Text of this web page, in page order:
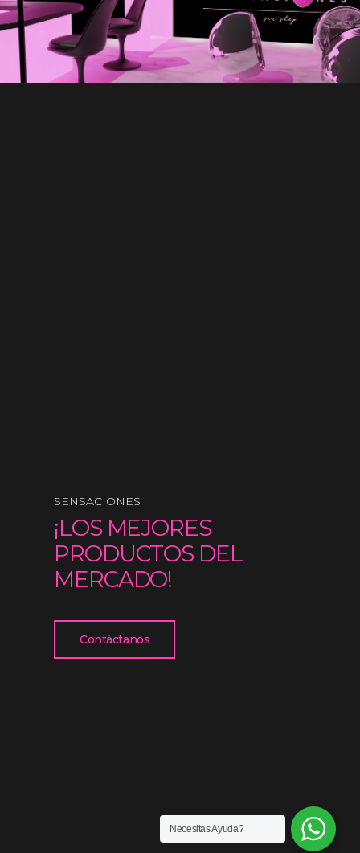
SENSACIONES
¡LOS MEJORES
PRODUCTOS DEL
MERCADO!
Contáctanos
Necesitas Ayuda?